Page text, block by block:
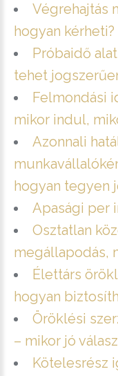
Végrehajtás
hogyan kérheti?
Próbaidő
tehet
Felmondási
mikor indul,
Azonnali
hogyan tegyen
Apasági per
Osztatlan
megállapodás,
Élettárs
hogyan
Öröklési
– mikor jó
Kötelesrész